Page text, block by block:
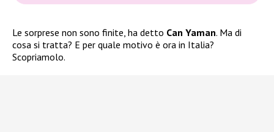
Le sorprese non sono finite, ha detto Can Yaman. Ma di
cosa si tratta? E per quale motivo è ora in Italia?
Scopriamolo.